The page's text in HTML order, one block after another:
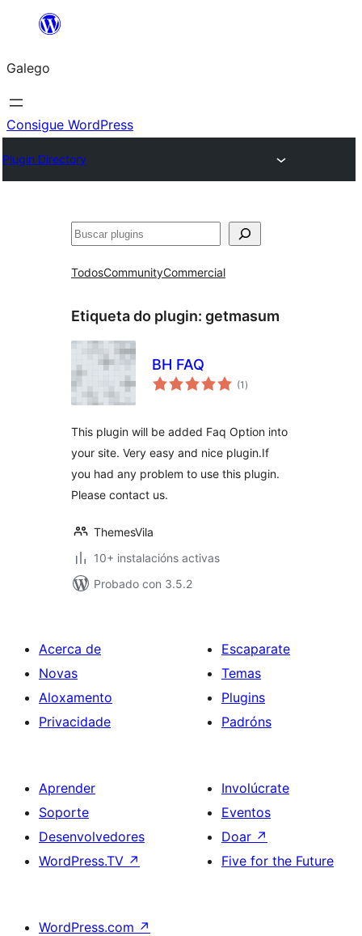
Saltar
contido
Galego
Consigue WordPress
Plugin Directory
Buscar
TodosCommunityCommercial
Etiqueta do plugin: getmasum
BH FAQ
(1 valoracións
totais
)
This plugin will be added Faq Option into
your site. Very easy and nice plugin.If
you had any problem to use this plugin.
Please contact us.
ThemesVila
10+ instalacións activas
Probado con 3.5.2
Acerca de
Novas
Aloxamento
Privacidade
Escaparate
Temas
Plugins
Padróns
Aprender
Soporte
Desenvolvedores
WordPress.TV ↗
Involúcrate
Eventos
Doar ↗
Five for the Future
WordPress.com ↗